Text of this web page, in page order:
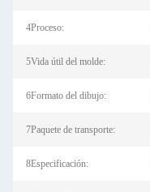
4Proceso:
5Vida útil del molde:
6Formato del dibujo:
7Paquete de transporte:
8Especificación: